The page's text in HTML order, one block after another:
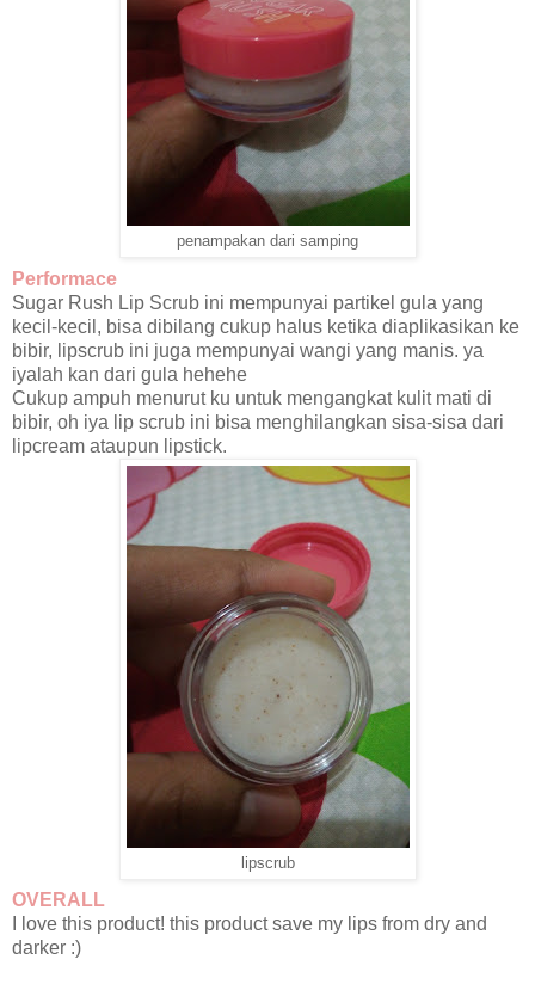
penampakan dari samping
Performace
Sugar Rush Lip Scrub ini mempunyai partikel gula yang
kecil-kecil, bisa dibilang cukup halus ketika diaplikasikan ke
bibir, lipscrub ini juga mempunyai wangi yang manis. ya
iyalah kan dari gula hehehe
Cukup ampuh menurut ku untuk mengangkat kulit mati di
bibir, oh iya lip scrub ini bisa menghilangkan sisa-sisa dari
lipcream ataupun lipstick.
lipscrub
OVERALL
I love this product! this product save my lips from dry and
darker :)